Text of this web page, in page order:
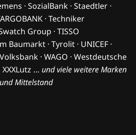
· SozialBank · Staedtler ·
· Techniker
Group · TISSO
· Tyrolit · UNICEF ·
· WAGO · Westdeutsche
… und viele weitere Marken
Mittelstand